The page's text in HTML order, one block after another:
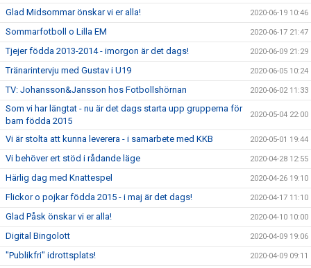
Glad Midsommar önskar vi er alla! 2020-06-19 10:46
Sommarfotboll o Lilla EM 2020-06-17 21:47
Tjejer födda 2013-2014 - imorgon är det dags! 2020-06-09 21:29
Tränarintervju med Gustav i U19 2020-06-05 10:24
TV: Johansson&Jansson hos Fotbollshörnan 2020-06-02 11:33
Som vi har längtat - nu är det dags starta upp grupperna för
barn födda 2015
2020-05-04 22:00
Vi är stolta att kunna leverera - i samarbete med KKB 2020-05-01 19:44
Vi behöver ert stöd i rådande läge 2020-04-28 12:55
Härlig dag med Knattespel 2020-04-26 19:10
Flickor o pojkar födda 2015 - i maj är det dags! 2020-04-17 11:10
Glad Påsk önskar vi er alla! 2020-04-10 10:00
Digital Bingolott 2020-04-09 19:06
"Publikfri" idrottsplats! 2020-04-09 09:11